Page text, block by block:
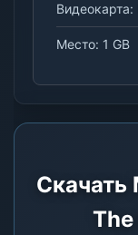
Место: 1 GB
Скачать